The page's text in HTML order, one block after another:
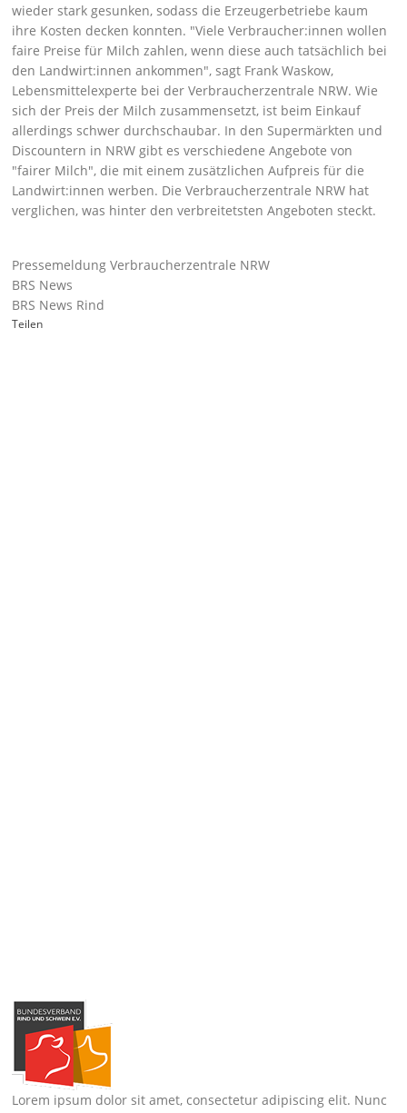
wieder stark gesunken, sodass die Erzeugerbetriebe kaum
ihre Kosten decken konnten.
Viele Verbraucher:innen wollen
faire Preise für Milch zahlen, wenn diese auch tatsächlich bei
den Landwirt:innen ankommen , sagt Frank Waskow,
Lebensmittelexperte bei der Verbraucherzentrale NRW. Wie
sich der Preis der Milch zusammensetzt, ist beim Einkauf
allerdings schwer durchschaubar. In den Supermärkten und
Discountern in NRW gibt es verschiedene Angebote von
fairer Milch , die mit einem zusätzlichen Aufpreis für die
Landwirt:innen werben. Die Verbraucherzentrale NRW hat
verglichen, was hinter den verbreitetsten Angeboten steckt.
Pressemeldung Verbraucherzentrale NRW
BRS News
BRS News Rind
Teilen
Lorem ipsum dolor sit amet, consectetur adipiscing elit. Nunc